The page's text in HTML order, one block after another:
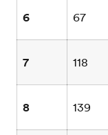
6 67
7 118
8 139